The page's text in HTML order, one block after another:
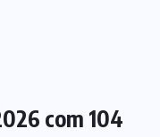
com 104